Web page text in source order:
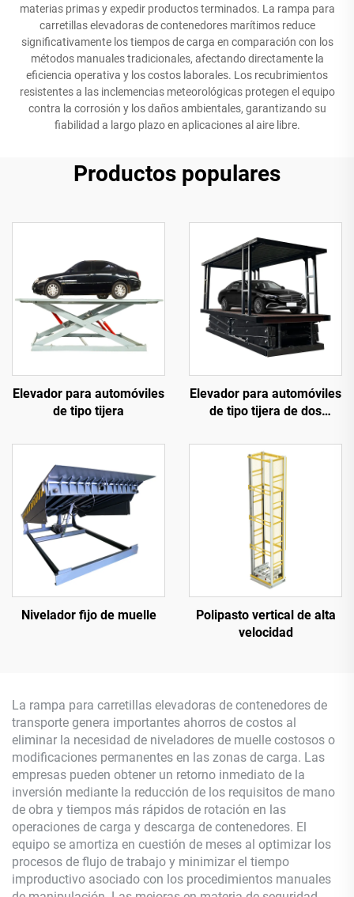
materias primas y expedir productos terminados. La rampa para
carretillas elevadoras de contenedores marítimos reduce
significativamente los tiempos de carga en comparación con los
métodos manuales tradicionales, afectando directamente la
eficiencia operativa y los costos laborales. Los recubrimientos
resistentes a las inclemencias meteorológicas protegen el equipo
contra la corrosión y los daños ambientales, garantizando su
fiabilidad a largo plazo en aplicaciones al aire libre.
Productos populares
Elevador para automóviles
de tipo tijera
Elevador para automóviles
de tipo tijera de dos
elevadora para
estacionamiento)
Nivelador fijo de muelle
Polipasto vertical de alta
velocidad
La rampa para carretillas elevadoras de contenedores de
transporte genera importantes ahorros de costos al
eliminar la necesidad de niveladores de muelle costosos o
modificaciones permanentes en las zonas de carga. Las
empresas pueden obtener un retorno inmediato de la
inversión mediante la reducción de los requisitos de mano
de obra y tiempos más rápidos de rotación en las
operaciones de carga y descarga de contenedores. El
equipo se amortiza en cuestión de meses al optimizar los
procesos de flujo de trabajo y minimizar el tiempo
improductivo asociado con los procedimientos manuales